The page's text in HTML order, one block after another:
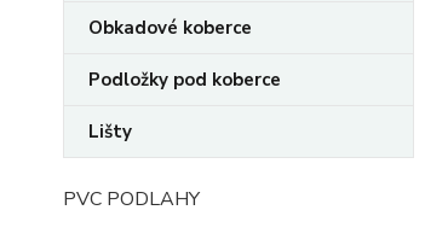
Obkadové koberce
Podložky pod koberce
Lišty
PVC PODLAHY